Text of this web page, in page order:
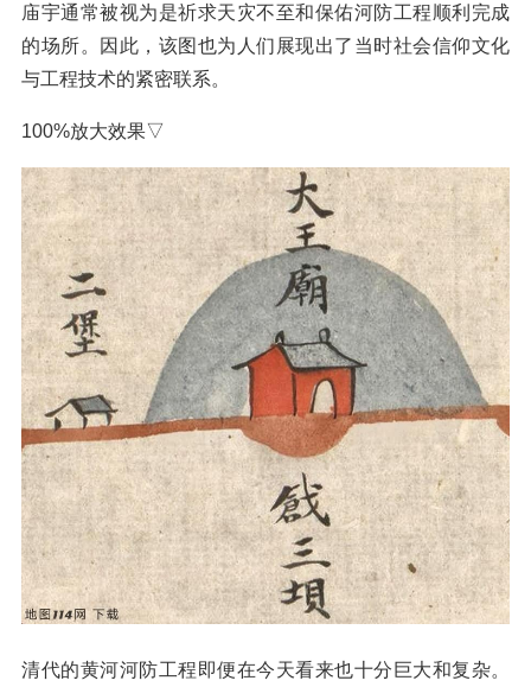
庙宇通常被视为是祈求天灾不至和保佑河防工程顺利完成
的场所。因此，该图也为人们展现出了当时社会信仰文化
与工程技术的紧密联系。
100%放大效果▽
清代的黄河河防工程即便在今天看来也十分巨大和复杂。